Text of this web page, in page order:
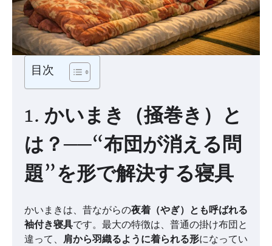
目次
1. かいまき（掻巻き）と
は？──“布団が消える問
題”を形で解決する寝具
かいまきは、昔ながらの夜着（やぎ）とも呼ばれる
袖付き寝具です。最大の特徴は、普通の掛け布団と
違って、 肩から羽織るように着られる形になってい